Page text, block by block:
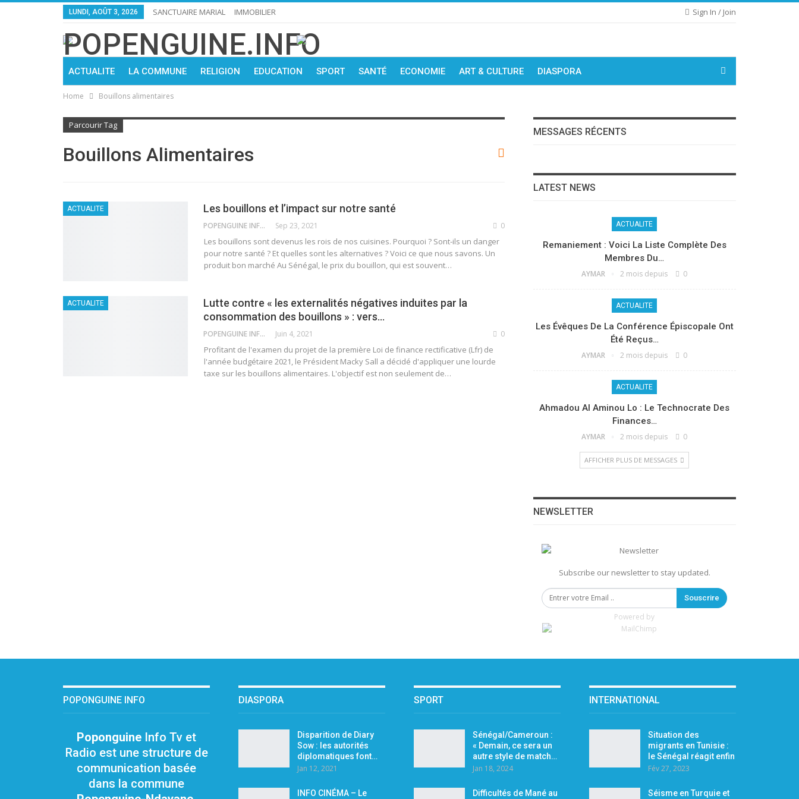
Sign In / Join
LUNDI, AOÛT 3, 2026 SANCTUAIRE MARIAL IMMOBILIER
ACTUALITE LA COMMUNE RELIGION EDUCATION SPORT SANTÉ ECONOMIE ART & CULTURE DIASPORA
Home Bouillons alimentaires
Parcourir Tag
Bouillons Alimentaires
ACTUALITE Les bouillons et l’impact sur notre santé
POPENGUINE INFO Sep 23, 2021 0
Les bouillons sont devenus les rois de nos cuisines. Pourquoi ? Sont-ils un danger
pour notre santé ? Et quelles sont les alternatives ? Voici ce que nous savons. Un
produit bon marché Au Sénégal, le prix du bouillon, qui est souvent…
ACTUALITE
Lutte contre « les externalités négatives induites par la
consommation des bouillons » : vers…
POPENGUINE INFO Juin 4, 2021 0
Profitant de l'examen du projet de la première Loi de finance rectificative (Lfr) de
l'année budgétaire 2021, le Président Macky Sall a décidé d'appliquer une lourde
taxe sur les bouillons alimentaires. L'objectif est non seulement de…
MESSAGES RÉCENTS
LATEST NEWS
ACTUALITE
Remaniement : Voici La Liste Complète Des
Membres Du…
AYMAR 2 mois depuis 0
ACTUALITE
Les Évêques De La Conférence Épiscopale Ont
Été Reçus…
AYMAR 2 mois depuis 0
ACTUALITE
Ahmadou Al Aminou Lo : Le Technocrate Des
Finances…
AYMAR 2 mois depuis 0
AFFICHER PLUS DE MESSAGES
NEWSLETTER
Subscribe our newsletter to stay updated.
Souscrire
Powered by
POPONGUINE INFO
Poponguine Info Tv et
Radio est une structure de
communication basée
dans la commune
DIASPORA
Disparition de Diary
Sow : les autorités
diplomatiques font…
Jan 12, 2021
INFO CINÉMA – Le
SPORT
Sénégal/Cameroun :
« Demain, ce sera un
autre style de match…
Jan 18, 2024
Difficultés de Mané au
INTERNATIONAL
Situation des
migrants en Tunisie :
le Sénégal réagit enfin
Fév 27, 2023
Séisme en Turquie et